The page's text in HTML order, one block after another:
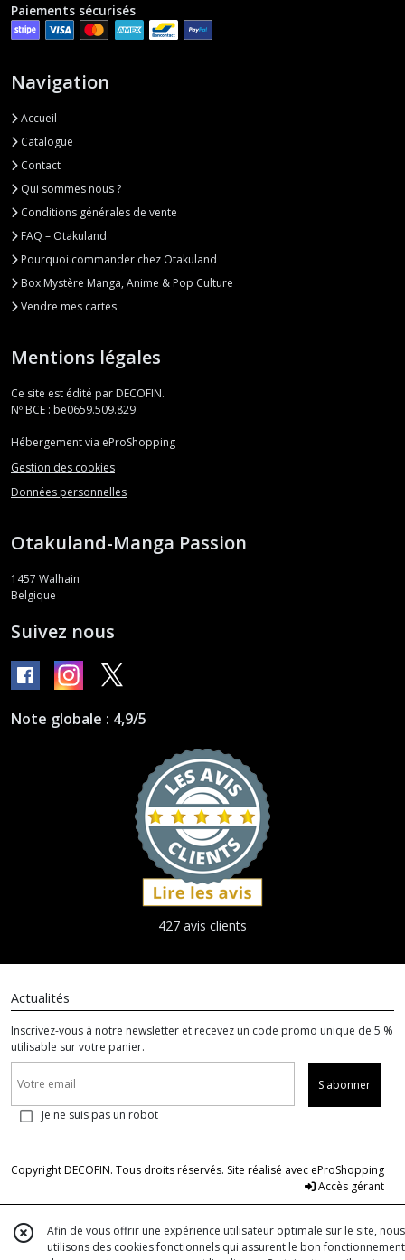
Paiements sécurisés
Navigation
Accueil
Catalogue
Contact
Qui sommes nous ?
Conditions générales de vente
FAQ – Otakuland
Pourquoi commander chez Otakuland
Box Mystère Manga, Anime & Pop Culture
Vendre mes cartes
Mentions légales
Ce site est édité par DECOFIN.
Nº BCE : be0659.509.829
Hébergement via eProShopping
Gestion des cookies
Données personnelles
Otakuland-Manga Passion
1457 Walhain
Belgique
Suivez nous
Note globale : 4,9/5
427 avis clients
Actualités
Inscrivez-vous à notre newsletter et recevez un code promo unique de 5 %
utilisable sur votre panier.
S'abonner
Je ne suis pas un robot
Copyright DECOFIN. Tous droits réservés. Site réalisé avec eProShopping
Accès gérant
Afin de vous offrir une expérience utilisateur optimale sur le site, nous
utilisons des cookies fonctionnels qui assurent le bon fonctionnement